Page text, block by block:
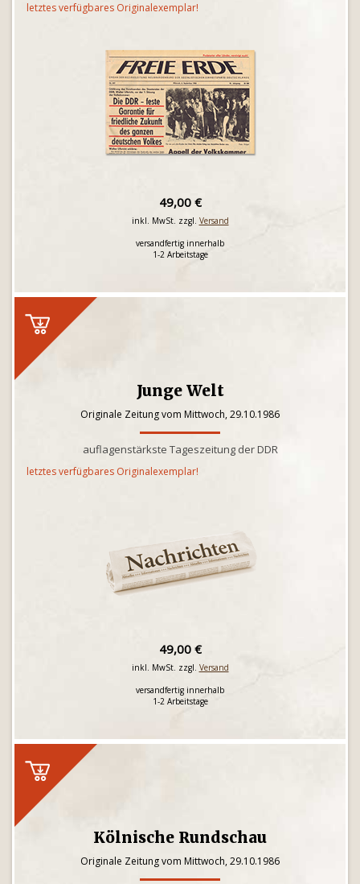
letztes verfügbares Originalexemplar!
49,00 €
inkl. MwSt. zzgl. Versand
versandfertig innerhalb
1-2 Arbeitstage
Junge Welt
Originale Zeitung vom Mittwoch, 29.10.1986
auflagenstärkste Tageszeitung der DDR
letztes verfügbares Originalexemplar!
49,00 €
inkl. MwSt. zzgl. Versand
versandfertig innerhalb
1-2 Arbeitstage
Kölnische Rundschau
Originale Zeitung vom Mittwoch, 29.10.1986